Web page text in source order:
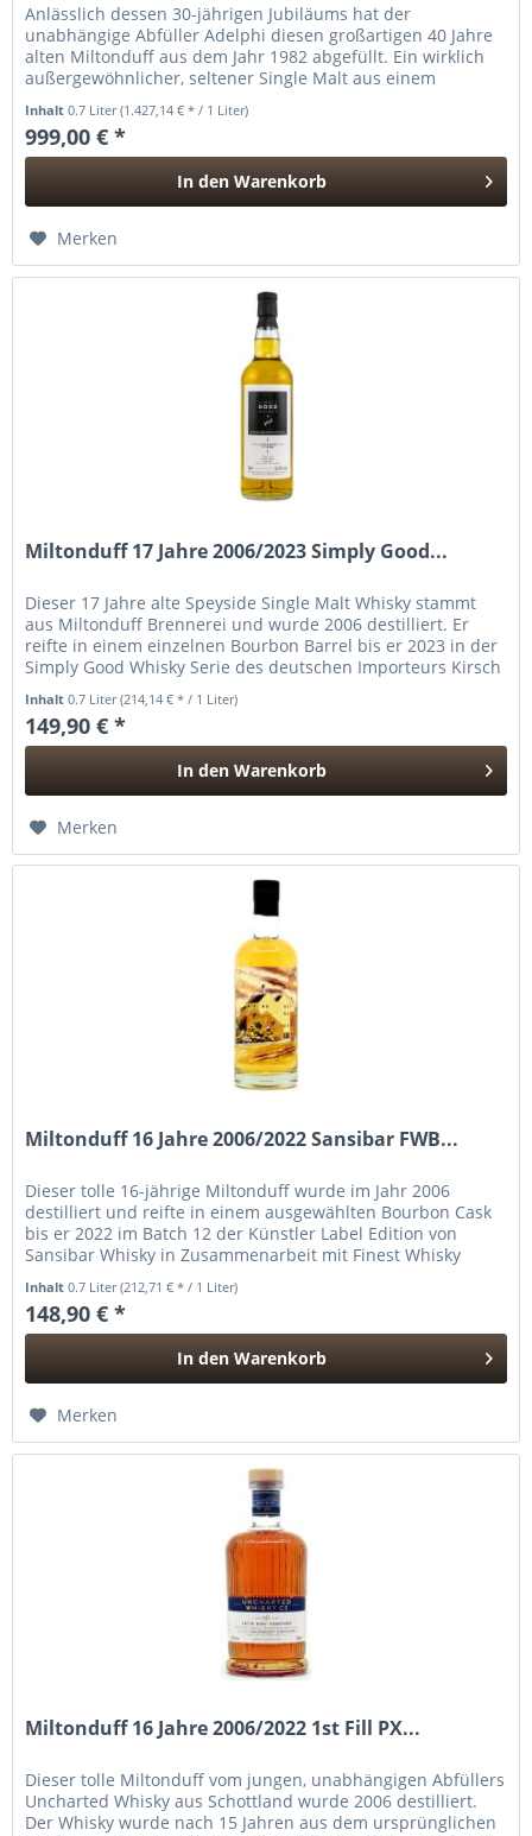
Anlässlich dessen 30-jährigen Jubiläums hat der
unabhängige Abfüller Adelphi diesen großartigen 40 Jahre
alten Miltonduff aus dem Jahr 1982 abgefüllt. Ein wirklich
außergewöhnlicher, seltener Single Malt aus einem
Inhalt0.7 Liter(1.427,14 € * / 1 Liter)
999,00 € *
In den Warenkorb
Merken
Miltonduff 17 Jahre 2006/2023 Simply Good...
Dieser 17 Jahre alte Speyside Single Malt Whisky stammt
aus Miltonduff Brennerei und wurde 2006 destilliert. Er
reifte in einem einzelnen Bourbon Barrel bis er 2023 in der
Simply Good Whisky Serie des deutschen Importeurs Kirsch
Inhalt0.7 Liter(214,14 € * / 1 Liter)
149,90 € *
In den Warenkorb
Merken
Miltonduff 16 Jahre 2006/2022 Sansibar FWB...
Dieser tolle 16-jährige Miltonduff wurde im Jahr 2006
destilliert und reifte in einem ausgewählten Bourbon Cask
bis er 2022 im Batch 12 der Künstler Label Edition von
Sansibar Whisky in Zusammenarbeit mit Finest Whisky
Inhalt0.7 Liter(212,71 € * / 1 Liter)
148,90 € *
In den Warenkorb
Merken
Miltonduff 16 Jahre 2006/2022 1st Fill PX...
Dieser tolle Miltonduff vom jungen, unabhängigen Abfüllers
Uncharted Whisky aus Schottland wurde 2006 destilliert.
Der Whisky wurde nach 15 Jahren aus dem ursprünglichen